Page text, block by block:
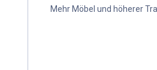
Mehr Möbel und höherer